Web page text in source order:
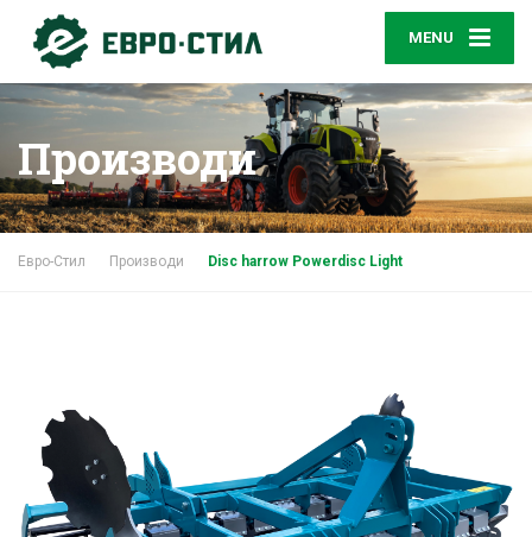
MENU
Производи
Евро-Стил Производи Disc harrow Powerdisc Light